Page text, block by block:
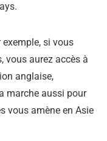
si vous
vous aurez accès à
anglaise,
marche aussi pour
vous amène en Asie